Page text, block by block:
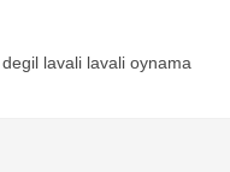
lavali lavali oynama